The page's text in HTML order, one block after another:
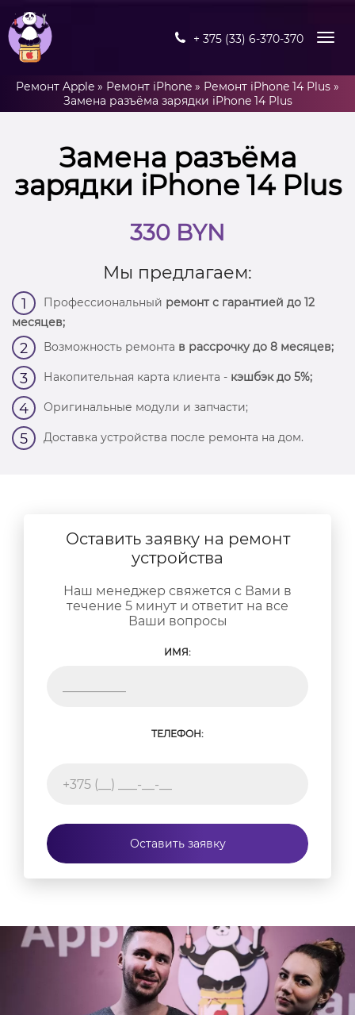
+ 375 (33) 6-370-370
Ремонт Apple » Ремонт iPhone » Ремонт iPhone 14 Plus »
Замена разъёма зарядки iPhone 14 Plus
Замена разъёма
зарядки iPhone 14 Plus
330 BYN
Мы предлагаем:
1 Профессиональный ремонт с гарантией до 12
месяцев;
2 Возможность ремонта в рассрочку до 8 месяцев;
3 Накопительная карта клиента - кэшбэк до 5%;
4 Оригинальные модули и запчасти;
5 Доставка устройства после ремонта на дом.
Оставить заявку на ремонт
устройства
Наш менеджер свяжется с Вами в
течение 5 минут и ответит на все
Ваши вопросы
ИМЯ:
ТЕЛЕФОН:
Оставить заявку